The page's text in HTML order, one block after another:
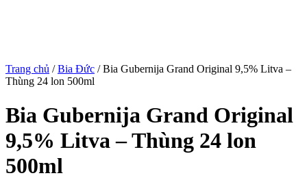
Trang chủ /Bia Đức / Bia Gubernija Grand Original 9,5% Litva –
Thùng 24 lon 500ml
Bia Gubernija Grand Original
9,5% Litva – Thùng 24 lon
500ml